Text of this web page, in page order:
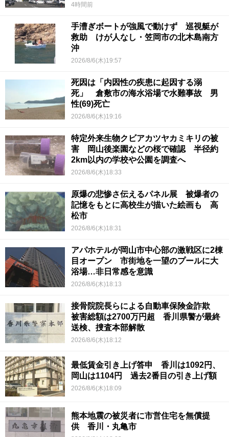
4時間前
手漕ぎボートが強風で動けず 巡視艇が
救助 けが人なし・笠岡市の北木島南方
沖
2026/8/6(木)19:57
死因は「内因性の疾患に起因する溺
死」 倉敷市の海水浴場で水難事故 男
性(69)死亡
2026/8/6(木)19:16
特定外来生物クビアカツヤカミキリの被
害 岡山後楽園などの桜で確認 半径約
2km以内の学校や公園を調査へ
2026/8/6(木)18:33
原爆の悲惨さ伝えるパネル展 被爆者の
記憶をもとに高校生が描いた絵画も 高
松市
2026/8/6(木)18:31
アパホテルが岡山市中心部の激戦区に2棟
目オープン 市街地を一望のプールに大
浴場…非日常感を意識
2026/8/6(木)18:13
接骨院院長らによる自動車保険金詐欺
被害総額は2700万円超 香川県警が最終
送検、捜査本部解散
2026/8/6(木)18:12
最低賃金引き上げ答申 香川は1092円、
岡山は1104円 過去2番目の引き上げ額
2026/8/6(木)18:09
熊本地震の被災者に市営住宅を無償提
供 香川・丸亀市